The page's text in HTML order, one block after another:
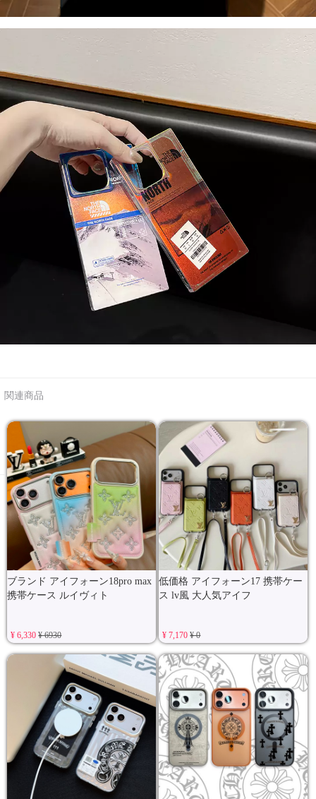
関連商品
ブランド アイフォーン18pro max
携帯ケース ルイヴィト
¥ 6,330¥ 6930
低価格 アイフォーン17 携帯ケー
ス lv風 大人気アイフ
¥ 7,170¥ 0